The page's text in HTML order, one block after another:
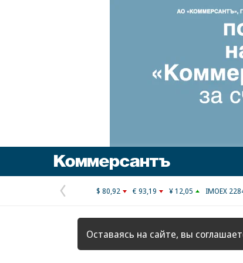
Предыдущая
страница
$ 80,92 € 93,19 ¥ 12,05 IMOEX
Оставаясь на сайте, вы